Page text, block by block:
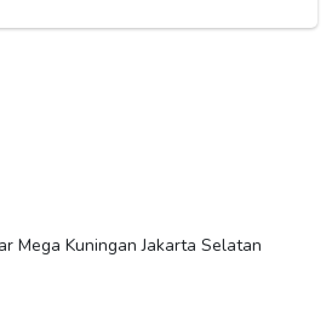
Mega Kuningan Jakarta Selatan